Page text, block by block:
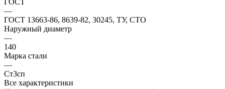
—
ГОСТ 13663-86, 8639-82, 30245, ТУ, СТО
Наружный диаметр
—
140
Марка стали
—
Ст3сп
Все характеристики